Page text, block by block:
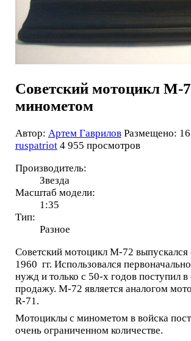
Советский мотоцикл М-
минометом
Автор: Артем Гаврилов Размещено:
ruspatriot 4 955 просмотров
Производитель:
Звезда
Масштаб модели:
1:35
Тип:
Разное
Советский мотоцикл М-72 выпускался
1960 гг. Использовался
нужд и только с 50-х годов поступил
продажу. М-72 является аналогом
R-71.
Мотоциклы с минометом в войска
очень ограниченном количестве.